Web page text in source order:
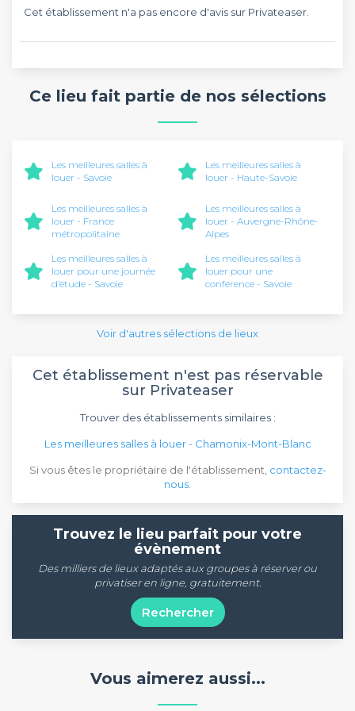
Cet établissement n'a pas encore d'avis sur Privateaser.
Ce lieu fait partie de nos sélections
Les meilleures salles à
louer - Savoie
Les meilleures salles à
louer - Haute-Savoie
Les meilleures salles à
louer - France
métropolitaine
Les meilleures salles à
louer - Auvergne-Rhône-
Alpes
Les meilleures salles à
louer pour une journée
d’étude - Savoie
Les meilleures salles à
louer pour une
conférence - Savoie
Voir d'autres sélections de lieux
Cet établissement n'est pas réservable
sur Privateaser
Trouver des établissements similaires :
Les meilleures salles à louer - Chamonix-Mont-Blanc
Si vous êtes le propriétaire de l'établissement, contactez-
nous
Trouvez le lieu parfait pour votre
évènement
Des milliers de lieux adaptés aux groupes à réserver ou
privatiser en ligne, gratuitement.
Rechercher
Vous aimerez aussi...